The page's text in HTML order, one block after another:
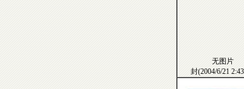
无图片
封(2004/6/21